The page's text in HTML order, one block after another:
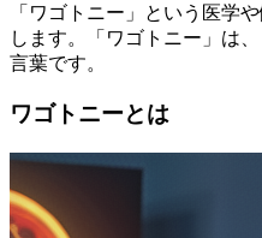
「ワゴトニー」という医学
します。「ワゴトニー」は
言葉です。
ワゴトニーとは